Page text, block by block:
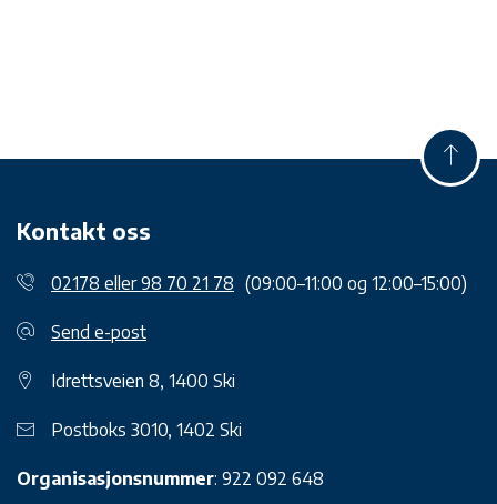
Kontakt oss
02178 eller 98 70 21 78 (09:00–11:00 og 12:00–15:00)
Send e-post
Idrettsveien 8, 1400 Ski
Postboks 3010, 1402 Ski
Organisasjonsnummer: 922 092 648